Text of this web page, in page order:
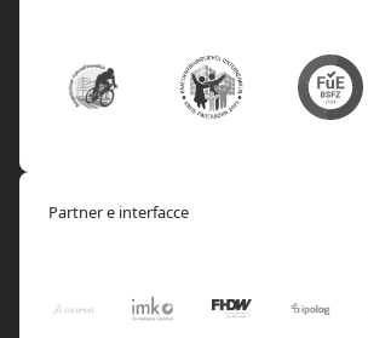
Partner e interfacce